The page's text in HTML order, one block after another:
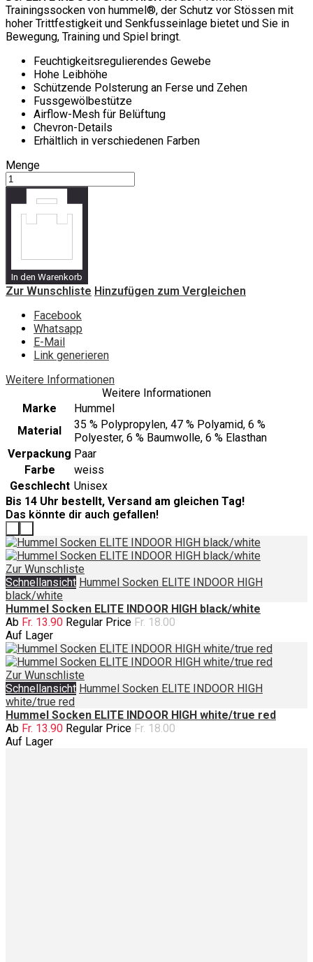
Trainingssocken von hummel®, der Schutz vor Stössen mit
hoher Trittfestigkeit und Senkfusseinlage bietet und Sie in
Bewegung, Training und Spiel bringt.
Feuchtigkeitsregulierendes Gewebe
Hohe Leibhöhe
Schützende Polsterung an Ferse und Zehen
Fussgewölbestütze
Airflow-Mesh für Belüftung
Chevron-Details
Erhältlich in verschiedenen Farben
Menge
In den Warenkorb
Zur Wunschliste Hinzufügen zum Vergleichen
Facebook
Whatsapp
E-Mail
Link generieren
Weitere Informationen
Weitere Informationen
Marke
Hummel
Material
35 % Polypropylen, 47 % Polyamid, 6 %
Polyester, 6 % Baumwolle, 6 % Elasthan
Verpackung Paar
Farbe
weiss
Geschlecht Unisex
Bis 14 Uhr bestellt, Versand am gleichen Tag!
Das könnte dir auch gefallen!
Zur Wunschliste
Schnellansicht Hummel Socken ELITE INDOOR HIGH
black/white
Hummel Socken ELITE INDOOR HIGH black/white
Ab Fr. 13.90 Regular Price Fr. 18.00
Auf Lager
Zur Wunschliste
Schnellansicht Hummel Socken ELITE INDOOR HIGH
white/true red
Hummel Socken ELITE INDOOR HIGH white/true red
Ab Fr. 13.90 Regular Price Fr. 18.00
Auf Lager